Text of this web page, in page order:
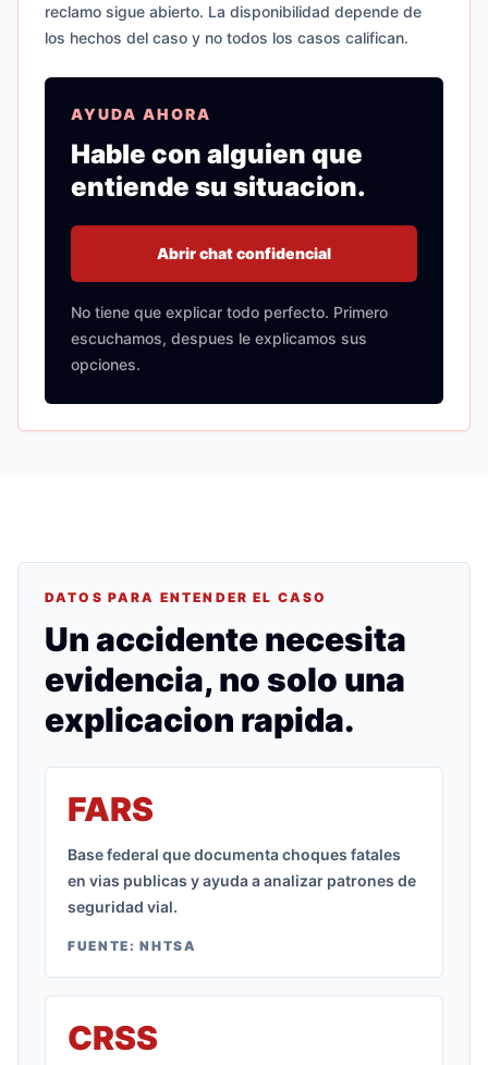
reclamo sigue abierto. La disponibilidad depende de
los hechos del caso y no todos los casos califican.
AYUDA AHORA
Hable con alguien que
entiende su situacion.
Abrir chat confidencial
No tiene que explicar todo perfecto. Primero
escuchamos, despues le explicamos sus
opciones.
DATOS PARA ENTENDER EL CASO
Un accidente necesita
evidencia, no solo una
explicacion rapida.
FARS
Base federal que documenta choques fatales
en vias publicas y ayuda a analizar patrones de
seguridad vial.
FUENTE:NHTSA
CRSS